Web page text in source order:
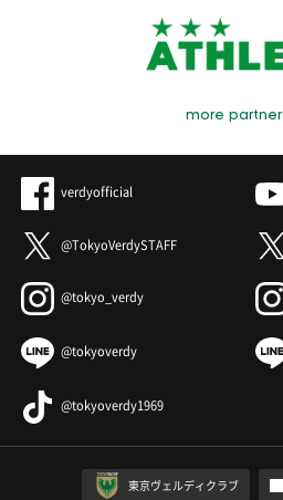
more partner
verdyofficial
@TokyoVerdySTAFF
@tokyo_verdy
@tokyoverdy
@tokyoverdy1969
東京ヴェルディクラブ